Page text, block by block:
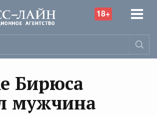
18+
Бирюса
мужчина